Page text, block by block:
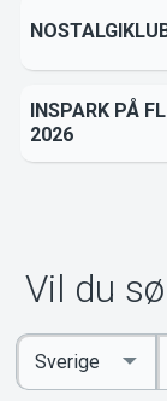
INSPARK PÅ
2026
Vil du
Indtast
søgeord
Select
Country